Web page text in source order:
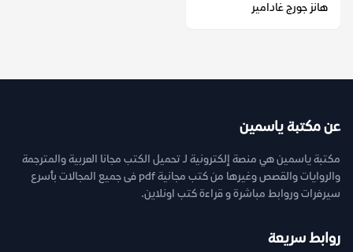
هانز جورج غادامير
عن مكتبة ياسمين
مكتبة ياسمين هي منصة إلكترونية لـ تحميل الكتب مجانا العربية والمترجمة
والروايات والقصص وغيرها من كتب مجانية pdf فى جميع المجالات بأسرع
سيرفرات وروابط مباشرة و قراءة كتب اونلاين.
روابط سريعة